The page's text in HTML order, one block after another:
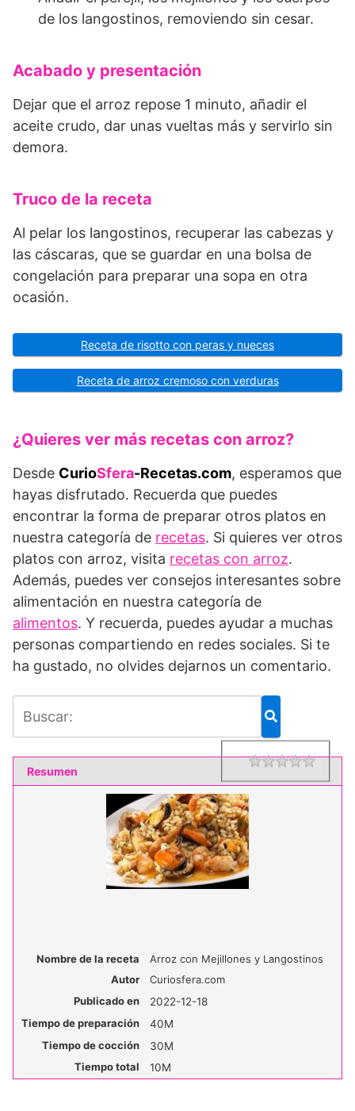
de los langostinos, removiendo sin cesar.
Acabado y presentación
Dejar que el arroz repose 1 minuto, añadir el
aceite crudo, dar unas vueltas más y servirlo sin
demora.
Truco de la receta
Al pelar los langostinos, recuperar las cabezas y
las cáscaras, que se guardar en una bolsa de
congelación para preparar una sopa en otra
ocasión.
Receta de risotto con peras y nueces
Receta de arroz cremoso con verduras
¿Quieres ver más recetas con arroz?
Desde CurioSfera-Recetas.com, esperamos que
hayas disfrutado. Recuerda que puedes
encontrar la forma de preparar otros platos en
nuestra categoría de recetas. Si quieres ver otros
platos con arroz, visita recetas con arroz.
Además, puedes ver consejos interesantes sobre
alimentación en nuestra categoría de
alimentos. Y recuerda, puedes ayudar a muchas
personas compartiendo en redes sociales. Si te
ha gustado, no olvides dejarnos un comentario.
Resumen Rating
Nombre de la receta
Arroz con Mejillones y Langostinos
Autor
Curiosfera.com
Publicado en
2022-12-18
Tiempo de preparación
40M
Tiempo de cocción
30M
Tiempo total
10M